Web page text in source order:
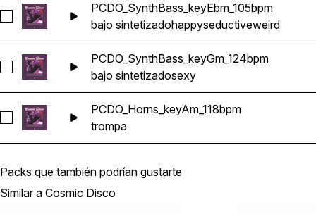
Seleccionar PCDO_SynthBass_keyEbm_105bpm
PCDO_SynthBass_keyEbm_105bpm
bajo sintetizadohappyseductiveweird
Seleccionar PCDO_SynthBass_keyGm_124bpm
PCDO_SynthBass_keyGm_124bpm
bajo sintetizadosexy
Seleccionar PCDO_Horns_keyAm_118bpm
PCDO_Horns_keyAm_118bpm
trompa
Packs que también podrían gustarte
Similar a Cosmic Disco